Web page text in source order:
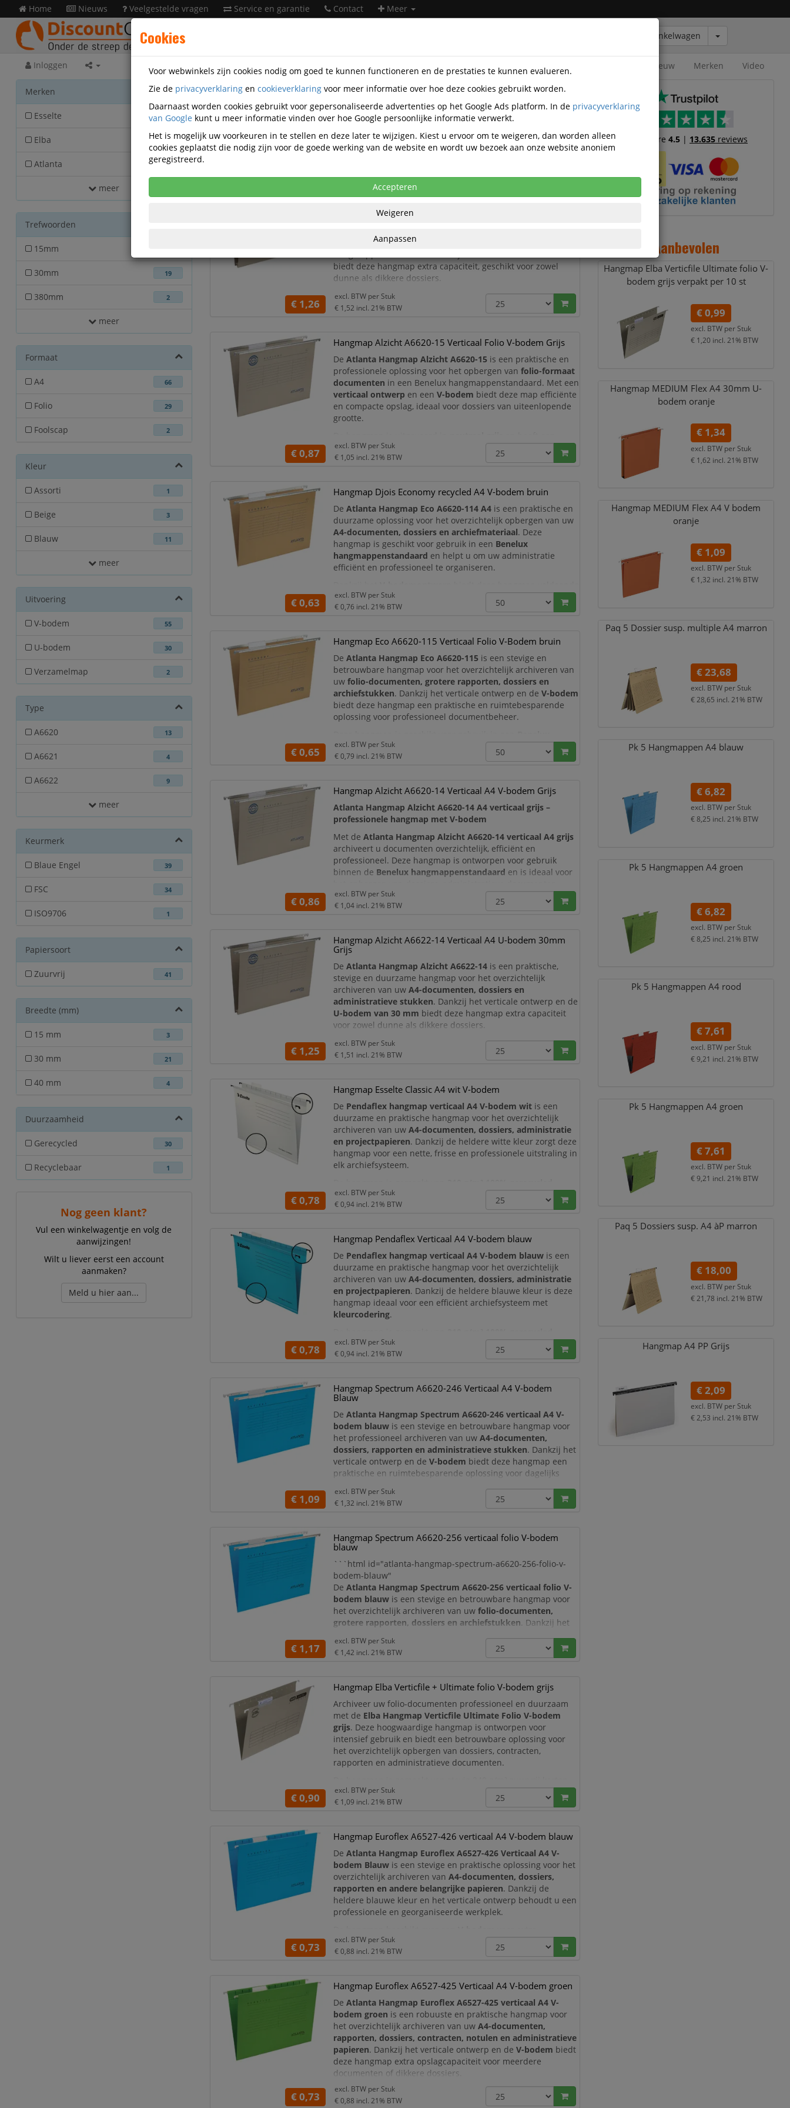
Winkelwagen
Home Nieuws Veelgestelde vragen Service en garantie Contact Meer
Inloggen Nieuw Merken Video
Merken
Esselte 20
Elba 19
Atlanta 17
meer
Trefwoorden
15mm
30mm 19
380mm 2
meer
Formaat
A4 66
Folio 29
Foolscap 2
Kleur
Assorti 1
Beige 3
Blauw 11
meer
Uitvoering
V-bodem 55
U-bodem 30
Verzamelmap 2
Type
A6620 13
A6621 4
A6622 9
meer
Keurmerk
Blaue Engel 39
FSC 34
ISO9706 1
Papiersoort
Zuurvrij 41
Breedte (mm)
15 mm 3
30 mm 21
40 mm 4
Duurzaamheid
Gerecycled 30
Recyclebaar 1
Nog geen klant?
Vul een winkelwagentje en volg de
aanwijzingen!
Wilt u liever eerst een account
aanmaken?
Meld u hier aan...
Kantoorartikelen Hangmappen Hangmappen verticaal
Hangmappen verticaal
Populariteit
Hangmap Alzicht A6622-15 Verticaal Folio U-bodem 30mm
Atlanta Hangmap Alzicht A6622-15
formaat documenten
biedt deze hangmap extra capaciteit, geschikt voor zowel
dunne als dikkere dossiers.
De hangmap heeft een
strakke grijze afwerkingdie een
professionele uitstraling geeft en past in elke
€ 1,26
excl. BTW per Stuk
€ 1,52 incl. 21% BTW
Hangmap Alzicht A6620-15 Verticaal Folio V-bodem Grijs
DeAtlanta Hangmap Alzicht A6620-15 is een praktische en
professionele oplossing voor het opbergen vanfolio-formaat
documenten in een Benelux hangmappenstandaard. Met een
verticaal ontwerp en eenV-bodem biedt deze map efficiënte
en compacte opslag, ideaal voor dossiers van uiteenlopende
grootte.
glasheldere Alzicht ruiter
die zowel van de voor- als
bovenzijde goed leesbaar is, zodat u d
€ 0,87
excl. BTW per Stuk
€ 1,05 incl. 21% BTW
Hangmap Djois Economy recycled A4 V-bodem bruin
DeAtlanta Hangmap Eco A6620-114 A4 is een praktische en
duurzame oplossing voor het overzichtelijk opbergen van uw
A4-documenten, dossiers en archiefmateriaal. Deze
hangmap is geschikt voor gebruik in een Benelux
hangmappenstandaard en helpt u om uw administratie
efficiënt en professioneel te organiseren.
ruimte voor meerdere documenten of dikkere dossiers. De
map is gemaakt van
€ 0,63
excl. BTW per Stuk
€ 0,76 incl. 21% BTW
Hangmap Eco A6620-115 Verticaal Folio V-Bodem bruin
DeAtlanta Hangmap Eco A6620-115 is een stevige en
betrouwbare hangmap voor het overzichtelijk archiveren van
uwfolio-documenten, grotere rapporten, dossiers en
archiefstukken. Dankzij het verticale ontwerp en deV-bodem
biedt deze hangmap een praktische en ruimtebesparende
oplossing voor professioneel documentbeheer.
hangmappenstandaard
en is speciaal ontworpen voorfolio-
formaat documente
€ 0,65
excl. BTW per Stuk
€ 0,79 incl. 21% BTW
Hangmap Alzicht A6620-14 Verticaal A4 V-bodem Grijs
Atlanta Hangmap Alzicht A6620-14 A4 verticaal grijs –
professionele hangmap met V-bodem
Met deAtlanta Hangmap Alzicht A6620-14 verticaal A4 grijs
archiveert u documenten overzichtelijk, efficiënt en
professioneel. Deze hangmap is ontworpen voor gebruik
binnen de Benelux hangmappenstandaard en is ideaal voor
klantmappen, projectinformatie en andere belangrijke
papieren.
€ 0,86
excl. BTW per Stuk
€ 1,04 incl. 21% BTW
Hangmap Alzicht A6622-14 Verticaal A4 U-bodem 30mm
Grijs
DeAtlanta Hangmap Alzicht A6622-14 is een praktische,
stevige en duurzame hangmap voor het overzichtelijk
archiveren van uwA4-documenten, dossiers en
administratieve stukken. Dankzij het verticale ontwerp en de
U-bodem van 30 mm biedt deze hangmap extra capaciteit
voor zowel dunne als dikkere dossiers.
Deze hangmap is geschikt voor gebruik in eenBenelux
hangmappenstandaard
en heeft een neutrale
€ 1,25
excl. BTW per Stuk
€ 1,51 incl. 21% BTW
Hangmap Esselte Classic A4 wit V-bodem
De Pendaflex hangmap verticaal A4 V-bodem wit is een
duurzame en praktische hangmap voor het overzichtelijk
archiveren van uwA4-documenten, dossiers, administratie
en projectpapieren. Dankzij de heldere witte kleur zorgt deze
hangmap voor een nette, frisse en professionele uitstraling in
elk archiefsysteem.
kraftkarton en combineert stevigheid met een milieubewuste
materiaalkeuze. De
€ 0,78
excl. BTW per Stuk
€ 0,94 incl. 21% BTW
Hangmap Pendaflex Verticaal A4 V-bodem blauw
De Pendaflex hangmap verticaal A4 V-bodem blauw is een
duurzame en praktische hangmap voor het overzichtelijk
archiveren van uwA4-documenten, dossiers, administratie
en projectpapieren. Dankzij de heldere blauwe kleur is deze
hangmap ideaal voor een efficiënt archiefsysteem met
kleurcodering.
kraftkarton en combineert stevigheid met een milieubewuste
materiaalkeuze. De
biedt voldoende
€ 0,78
excl. BTW per Stuk
€ 0,94 incl. 21% BTW
Hangmap Spectrum A6620-246 Verticaal A4 V-bodem
Blauw
DeAtlanta Hangmap Spectrum A6620-246 verticaal A4 V-
bodem blauw is een stevige en betrouwbare hangmap voor
het professioneel archiveren van uwA4-documenten,
dossiers, rapporten en administratieve stukken. Dankzij het
verticale ontwerp en deV-bodem biedt deze hangmap een
praktische en ruimtebesparende oplossing voor dagelijks
De hangmap is uitgevoerd in een heldereblauwe kleur
€ 1,09
excl. BTW per Stuk
€ 1,32 incl. 21% BTW
Hangmap Spectrum A6620-256 verticaal folio V-bodem
blauw
```html id="atlanta-hangmap-spectrum-a6620-256-folio-v-
bodem-blauw"
DeAtlanta Hangmap Spectrum A6620-256 verticaal folio V-
bodem blauw is een stevige en betrouwbare hangmap voor
het overzichtelijk archiveren van uwfolio-documenten,
grotere rapporten, dossiers en archiefstukken . Dankzij het
opslagcapaciteit voor documenten die groter zijn dan A4.
€ 1,17
excl. BTW per Stuk
€ 1,42 incl. 21% BTW
Hangmap Elba Verticfile + Ultimate folio V-bodem grijs
Archiveer uw folio-documenten professioneel en duurzaam
met de Elba Hangmap Verticfile Ultimate Folio V-bodem
grijs. Deze hoogwaardige hangmap is ontworpen voor
intensief gebruik en biedt een betrouwbare oplossing voor
het overzichtelijk opbergen van dossiers, contracten,
rapporten en administratieve documenten.
dat is versterkt met katoenvezels. Hierdoor is de map extra
sterk, slijtvas
€ 0,90
excl. BTW per Stuk
€ 1,09 incl. 21% BTW
Hangmap Euroflex A6527-426 verticaal A4 V-bodem blauw
DeAtlanta Hangmap Euroflex A6527-426 Verticaal A4 V-
bodem Blauw is een stevige en praktische oplossing voor het
overzichtelijk archiveren vanA4-documenten, dossiers,
rapporten en andere belangrijke papieren. Dankzij de
heldere blauwe kleur en het verticale ontwerp behoudt u een
professionele en georganiseerde werkplek.
opslagcapaciteit, waardoor meerdere documenten of dikke
dossiers eenvoudig o
€ 0,73
excl. BTW per Stuk
€ 0,88 incl. 21% BTW
Hangmap Euroflex A6527-425 Verticaal A4 V-bodem groen
DeAtlanta Hangmap Euroflex A6527-425 verticaal A4 V-
bodem groen is een robuuste en praktische hangmap voor
het overzichtelijk archiveren van uwA4-documenten,
rapporten, dossiers, contracten, notulen en administratieve
papieren. Dankzij het verticale ontwerp en deV-bodem biedt
deze hangmap extra opslagcapaciteit voor meerdere
documenten of dikkere dossiers.
De heldere groene kleur
maakt deze hangmap ideaal voor
archiveren met kleurcodering.
€ 0,73
excl. BTW per Stuk
€ 0,88 incl. 21% BTW
Trustscore4.5 | 13.635 reviews
Aanbevolen
Hangmap Elba Verticfile Ultimate folio V-
bodem grijs verpakt per 10 st
€ 0,99
excl. BTW per Stuk
€ 1,20 incl. 21% BTW
Hangmap MEDIUM Flex A4 30mm U-
bodem oranje
€ 1,34
excl. BTW per Stuk
€ 1,62 incl. 21% BTW
Hangmap MEDIUM Flex A4 V bodem
oranje
€ 1,09
excl. BTW per Stuk
€ 1,32 incl. 21% BTW
Paq 5 Dossier susp. multiple A4 marron
€ 23,68
excl. BTW per Stuk
€ 28,65 incl. 21% BTW
Pk 5 Hangmappen A4 blauw
€ 6,82
excl. BTW per Stuk
€ 8,25 incl. 21% BTW
Pk 5 Hangmappen A4 groen
€ 6,82
excl. BTW per Stuk
€ 8,25 incl. 21% BTW
Pk 5 Hangmappen A4 rood
€ 7,61
excl. BTW per Stuk
€ 9,21 incl. 21% BTW
Pk 5 Hangmappen A4 groen
€ 7,61
excl. BTW per Stuk
€ 9,21 incl. 21% BTW
Paq 5 Dossiers susp. A4 àP marron
€ 18,00
excl. BTW per Stuk
€ 21,78 incl. 21% BTW
Hangmap A4 PP Grijs
€ 2,09
excl. BTW per Stuk
€ 2,53 incl. 21% BTW
Cookies
Voor webwinkels zijn cookies nodig om goed te kunnen functioneren en de prestaties te kunnen evalueren.
Zie de privacyverklaring en cookieverklaring voor meer informatie over hoe deze cookies gebruikt worden.
Daarnaast worden cookies gebruikt voor gepersonaliseerde advertenties op het Google Ads platform. In de privacyverklaring
van Google kunt u meer informatie vinden over hoe Google persoonlijke informatie verwerkt.
Het is mogelijk uw voorkeuren in te stellen en deze later te wijzigen. Kiest u ervoor om te weigeren, dan worden alleen
cookies geplaatst die nodig zijn voor de goede werking van de website en wordt uw bezoek aan onze website anoniem
geregistreerd.
Accepteren
Weigeren
Aanpassen